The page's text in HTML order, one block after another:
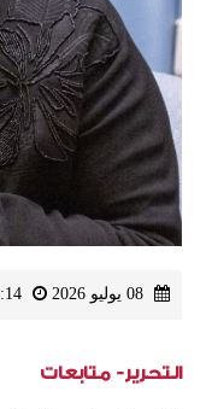
التحرير- متابعات